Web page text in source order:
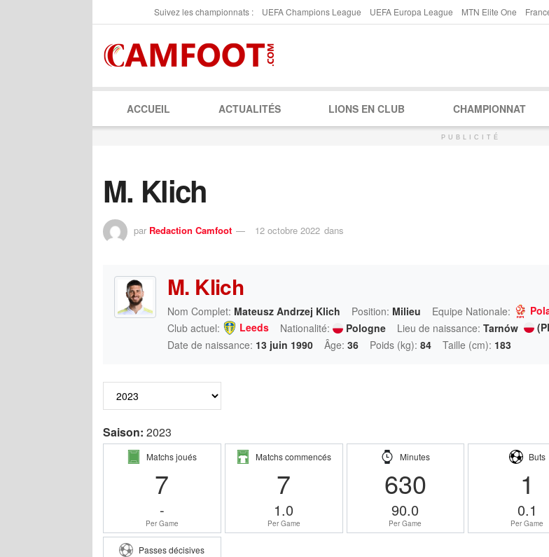
Suivez les championnats : UEFA Champions League UEFA Europa League MTN Elite One
ACCUEIL ACTUALITÉS LIONS EN CLUB CHAMPIONNAT
PUBLICITÉ
M. Klich
par Redaction Camfoot 12 octobre 2022 dans
M. Klich
Nom Complet: Mateusz Andrzej Klich Position: Milieu Equipe Nationale:
Club actuel:
Leeds Nationalité: Pologne Lieu de naissance: Tarnów
Date de naissance: 13 juin 1990 Âge: 36 Poids (kg): 84 Taille (cm): 183
Saison: 2023
Matchs joués
7
-
Per Game
Matchs commencés
7
1.0
Per Game
Minutes
630
90.0
Per Game
Buts
1
0.1
Per Game
Passes décisives